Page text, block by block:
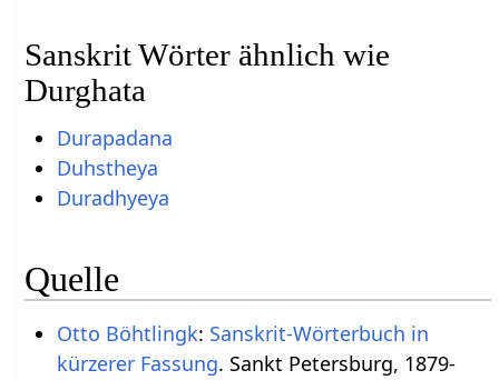
Sanskrit Wörter ähnlich wie
Durghata
Durapadana
Duhstheya
Duradhyeya
Quelle
Otto Böhtlingk: Sanskrit-Wörterbuch in
kürzerer Fassung. Sankt Petersburg, 1879-